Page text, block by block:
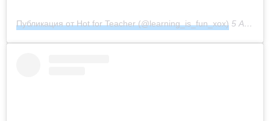
Публикация от Hot for Teacher (@learning_is_fun_xox) 5 Авг 2018 в 11:26 PDT